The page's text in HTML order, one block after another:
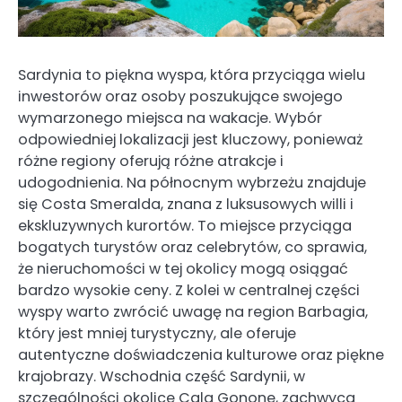
Sardynia to piękna wyspa, która przyciąga wielu
inwestorów oraz osoby poszukujące swojego
wymarzonego miejsca na wakacje. Wybór
odpowiedniej lokalizacji jest kluczowy, ponieważ
różne regiony oferują różne atrakcje i
udogodnienia. Na północnym wybrzeżu znajduje
się Costa Smeralda, znana z luksusowych willi i
ekskluzywnych kurortów. To miejsce przyciąga
bogatych turystów oraz celebrytów, co sprawia,
że nieruchomości w tej okolicy mogą osiągać
bardzo wysokie ceny. Z kolei w centralnej części
wyspy warto zwrócić uwagę na region Barbagia,
który jest mniej turystyczny, ale oferuje
autentyczne doświadczenia kulturowe oraz piękne
krajobrazy. Wschodnia część Sardynii, w